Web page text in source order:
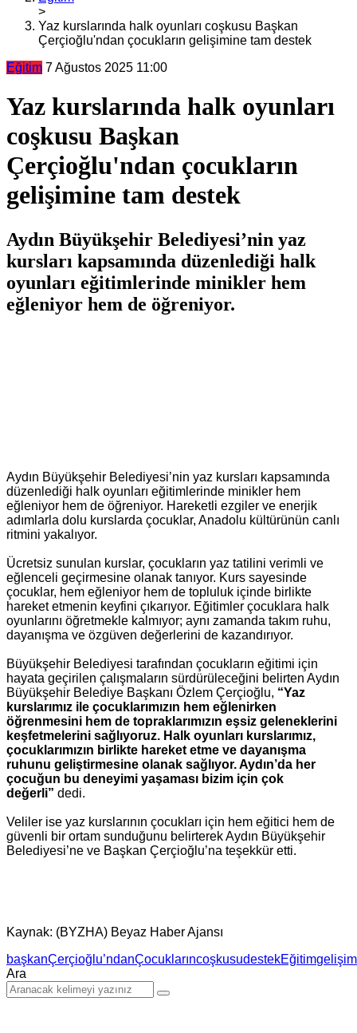
>
Yaz kurslarında halk oyunları coşkusu Başkan
Çerçioğlu'ndan çocukların gelişimine tam destek
Eğitim 7 Ağustos 2025 11:00
Yaz kurslarında halk oyunları
coşkusu Başkan
Çerçioğlu'ndan çocukların
gelişimine tam destek
Aydın Büyükşehir Belediyesi’nin yaz
kursları kapsamında düzenlediği halk
oyunları eğitimlerinde minikler hem
eğleniyor hem de öğreniyor.
Aydın Büyükşehir Belediyesi’nin yaz kursları kapsamında
düzenlediği halk oyunları eğitimlerinde minikler hem
eğleniyor hem de öğreniyor. Hareketli ezgiler ve enerjik
adımlarla dolu kurslarda çocuklar, Anadolu kültürünün canlı
ritmini yakalıyor.
Ücretsiz sunulan kurslar, çocukların yaz tatilini verimli ve
eğlenceli geçirmesine olanak tanıyor. Kurs sayesinde
çocuklar, hem eğleniyor hem de topluluk içinde birlikte
hareket etmenin keyfini çıkarıyor. Eğitimler çocuklara halk
oyunlarını öğretmekle kalmıyor; aynı zamanda takım ruhu,
dayanışma ve özgüven değerlerini de kazandırıyor.
Büyükşehir Belediyesi tarafından çocukların eğitimi için
hayata geçirilen çalışmaların sürdürüleceğini belirten Aydın
Büyükşehir Belediye Başkanı Özlem Çerçioğlu, “Yaz
kurslarımız ile çocuklarımızın hem eğlenirken
öğrenmesini hem de topraklarımızın eşsiz geleneklerini
keşfetmelerini sağlıyoruz. Halk oyunları kurslarımız,
çocuklarımızın birlikte hareket etme ve dayanışma
ruhunu geliştirmesine olanak sağlıyor. Aydın’da her
çocuğun bu deneyimi yaşaması bizim için çok
değerli” dedi.
Veliler ise yaz kurslarının çocukları için hem eğitici hem de
güvenli bir ortam sunduğunu belirterek Aydın Büyükşehir
Belediyesi’ne ve Başkan Çerçioğlu’na teşekkür etti.
Kaynak: (BYZHA) Beyaz Haber Ajansı
başkanÇerçioğlu’ndanÇocuklarıncoşkusudestekEğitim
Ara